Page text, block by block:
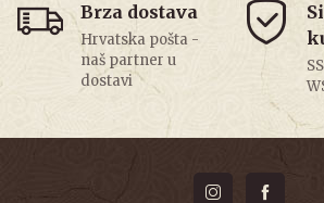
Brza dostava
Hrvatska pošta -
naš partner u
dostavi